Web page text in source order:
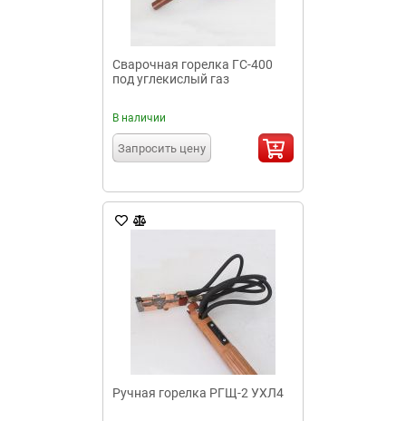
Сварочная горелка ГС-400
под углекислый газ
В наличии
Запросить цену
Ручная горелка РГЩ-2 УХЛ4